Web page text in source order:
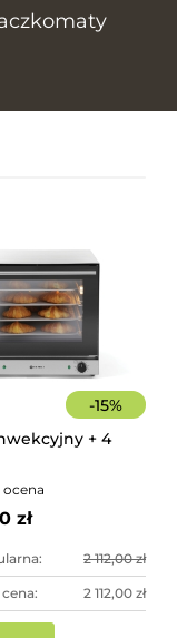
-15%
+ 4
ocena
zł
2 112,00 zł
2 112,00 zł